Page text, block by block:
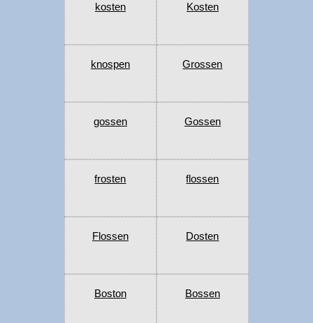
kosten Kosten
knospen Grossen
gossen Gossen
frosten flossen
Flossen Dosten
Boston Bossen